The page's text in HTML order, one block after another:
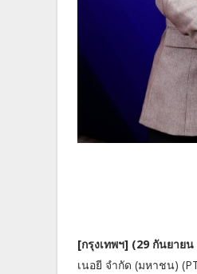
[กรุงเทพฯ] (29 กันยายน
เนอยี จำกัด (มหาชน)